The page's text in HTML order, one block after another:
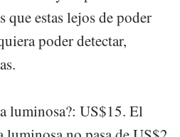
que estas lejos de poder
poder detectar,
luminosa?: US$15. El